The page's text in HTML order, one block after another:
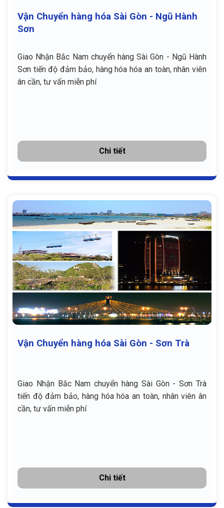
Vận Chuyển hàng hóa Sài Gòn - Ngũ Hành
Sơn
Giao Nhận Bắc Nam chuyển hàng Sài Gòn - Ngũ Hành
Sơn tiến độ đảm bảo, hàng hóa hóa an toàn, nhân viên
ân cần, tư vấn miễn phí
Chi tiết
Vận Chuyển hàng hóa Sài Gòn - Sơn Trà
Giao Nhận Bắc Nam chuyển hàng Sài Gòn - Sơn Trà
tiến độ đảm bảo, hàng hóa hóa an toàn, nhân viên ân
cần, tư vấn miễn phí
Chi tiết